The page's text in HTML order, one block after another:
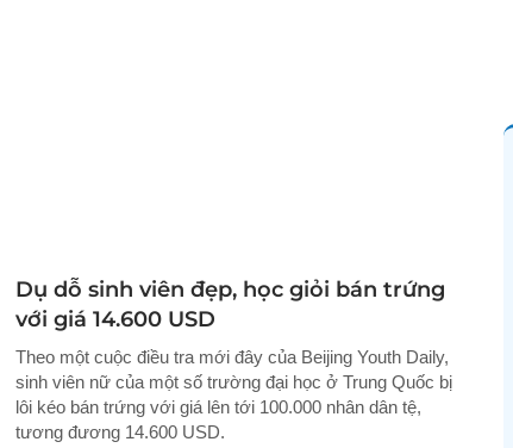
Dụ dỗ sinh viên đẹp, học giỏi bán trứng
với giá 14.600 USD
Theo một cuộc điều tra mới đây của Beijing Youth Daily,
sinh viên nữ của một số trường đại học ở Trung Quốc bị
lôi kéo bán trứng với giá lên tới 100.000 nhân dân tệ,
tương đương 14.600 USD.